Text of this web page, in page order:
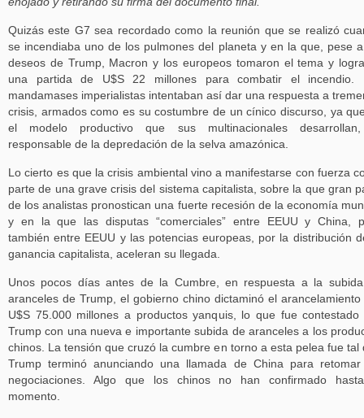
Quizás este G7 sea recordado como la reunión que se realizó
se incendiaba uno de los pulmones del planeta y en la que, pese
deseos de Trump, Macron y los europeos tomaron el tema y
una partida de U$S 22 millones para combatir el incendio.
mandamases imperialistas intentaban así dar una respuesta a
crisis, armados como es su costumbre de un cínico discurso, ya
el modelo productivo que sus multinacionales
responsable de la depredación de la selva amazónica.
Lo cierto es que la crisis ambiental vino a manifestarse con fuerza
parte de una grave crisis del sistema capitalista, sobre la que gran
de los analistas pronostican una fuerte recesión de la economía
y en la que las disputas “comerciales” entre EEUU y China,
también entre EEUU y las potencias europeas, por la distribución
ganancia capitalista, aceleran su llegada.
Unos pocos días antes de la Cumbre, en respuesta a la
aranceles de Trump, el gobierno chino dictaminó el arancelamiento
U$S 75.000 millones a productos yanquis, lo que fue contestado
Trump con una nueva e importante subida de aranceles a los
chinos. La tensión que cruzó la cumbre en torno a esta pelea fue tal
Trump terminó anunciando una llamada de China para
negociaciones. Algo que los chinos no han confirmado
momento.